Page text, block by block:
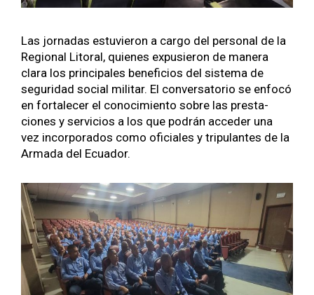
Las jor­nadas estu­vieron a car­go del per­son­al de la
Region­al Litoral, quienes expusieron de man­era
clara los prin­ci­pales ben­efi­cios del sis­tema de
seguri­dad social mil­i­tar. El con­ver­sato­rio se enfocó
en for­t­ale­cer el conocimien­to sobre las presta­
ciones y ser­vi­cios a los que podrán acced­er una
vez incor­po­ra­dos como ofi­ciales y trip­u­lantes de la
Arma­da del Ecuador.